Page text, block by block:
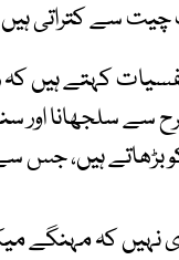
سے کتراتی ہیں
کہتے ہیں کہ
سے سلجھانا اور
بڑھاتے ہیں، جس
نہیں کہ مہنگے